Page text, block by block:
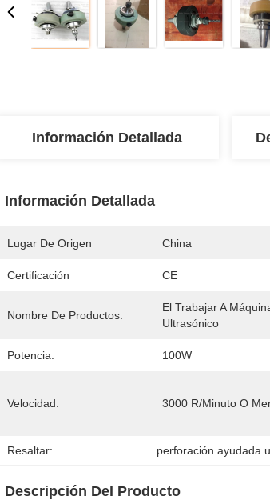
Información Detallada
Información Detallada
Lugar De Origen China
Certificación CE
Nombre De Productos:
El Trabajar A
Ultrasónico
Potencia: 100W
Velocidad: 3000 R/minuto O
Resaltar: perforación ayudada
Descripción Del Producto